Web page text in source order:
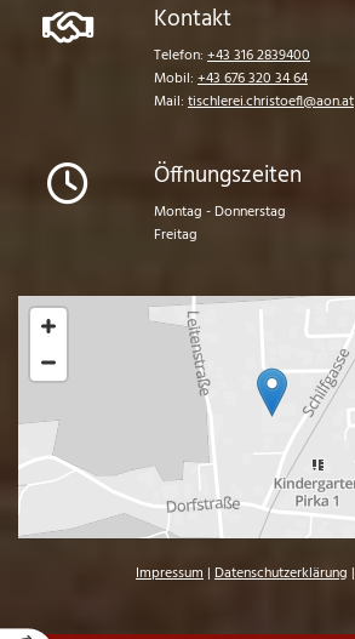
 Kontakt
Telefon: +43 316 2839400
Mobil: +43 676 320 34 64
Mail: tischlerei.christoefl@aon.at
 Öffnungszeiten
Montag - Donnerstag
Freitag
Impressum | Datenschutzerklärung |